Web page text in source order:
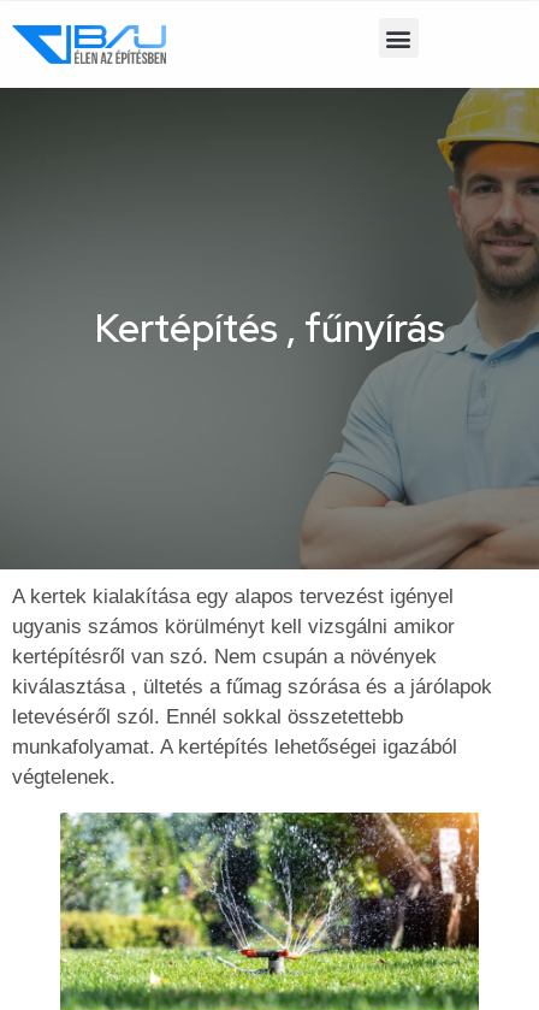
Kertépítés , fűnyírás
A kertek kialakítása egy alapos tervezést igényel
ugyanis számos körülményt kell vizsgálni amikor
kertépítésről van szó. Nem csupán a növények
kiválasztása , ültetés a fűmag szórása és a járólapok
letevéséről szól. Ennél sokkal összetettebb
munkafolyamat. A kertépítés lehetőségei igazából
végtelenek.